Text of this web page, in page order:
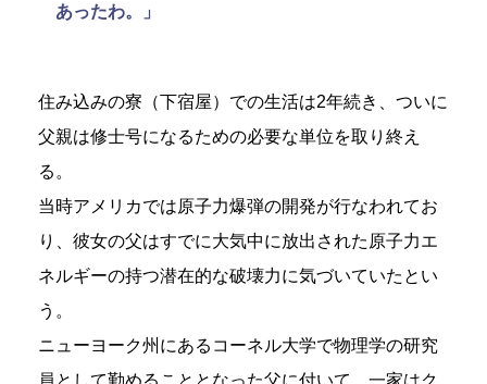
あったわ。」
住み込みの寮（下宿屋）での生活は2年続き、ついに
父親は修士号になるための必要な単位を取り終え
る。
当時アメリカでは原子力爆弾の開発が行なわれてお
り、彼女の父はすでに大気中に放出された原子力エ
ネルギーの持つ潜在的な破壊力に気づいていたとい
う。
ニューヨーク州にあるコーネル大学で物理学の研究
員として勤めることとなった父に付いて、一家はク